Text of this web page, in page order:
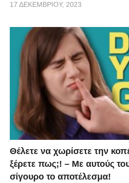
17 ΔΕΚΕΜΒΡΊΟΥ, 2023
Θέλετε να χωρίσετε την
ξέρετε πως;! – Με αυτούς
σίγουρο το αποτέλεσμα!